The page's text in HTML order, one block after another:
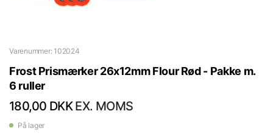
Varenummer: 102024
Frost Prismærker 26x12mm Flour Rød - Pakke m.
6 ruller
180,00 DKK EX. MOMS
På lager